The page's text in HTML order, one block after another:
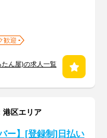
歓迎
ん屋)の求人一覧
区エリア
ー】[登録制]日払い